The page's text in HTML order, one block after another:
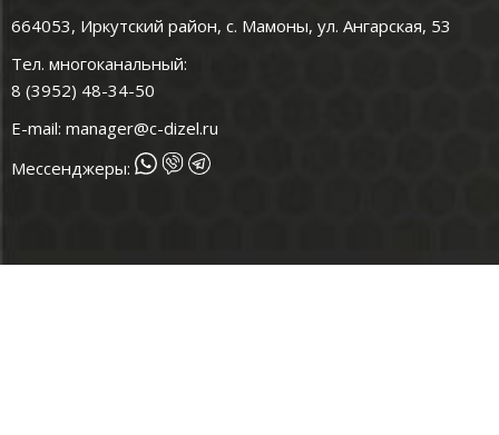
664053, Иркутский район, с. Мамоны, ул. Ангарская, 53
Тел. многоканальный:
8 (3952) 48-34-50
E-mail: manager@c-dizel.ru
Мессенджеры: